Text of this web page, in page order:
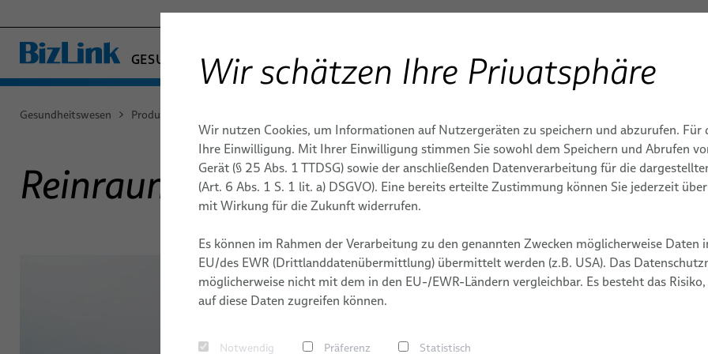
− ENGINEERED SOLUTIONS
GESUNDHEITSWESEN
MOBILITÄT
HALBLEITERTECHNIK
TELECOM & NETWORKING
Produkte & Dienstleistungen
Kundenspezifische Kabelmeterware
Standard- & Spezial-Kupferkabel
KABELSYSTEME FÜR
MEDIZINTECHNIK
Kabelbäume & -systeme
Medizinische Einwegkabel
Kabel-Subsysteme
Umspritzte Stecker, Tüllen und
MEDIZINTECHNISCHE
Medizinische Robotik
ORION
BizLink
Anwendungen
DIAGNOSTISCHE BILDGEBUNG
Röntgen
Mammographie
Magnetresonanztomographie (MRT)
ENDOSKOPIE
INNER BODY
Hochfrequenz (HF)-Chirurgie
Roboter- und Computerassistierte
Chirurgie (CAS)
MONITORING
EKG, EEG & MEG
LABORDIAGNOSTIK
TECHNOLOGIEN
PUBLIKATIONEN
UMWELT UND ENERGIE
KARRIERE
TERMINE
Gesundheitswesen Produkte & Dienstleistungen
Reinraumkabel
Minimale
Wir schätzen Ihre Privatsphäre
Wir nutzen Cookies, um Informationen auf Nutzergeräten zu speichern und abzurufen. Für
Ihre Einwilligung. Mit Ihrer Einwilligung stimmen Sie sowohl dem Speichern und Abrufen
Gerät (§ 25 Abs. 1 TTDSG) sowie der anschließenden Datenverarbeitung für die
(Art. 6 Abs. 1 S. 1 lit. a) DSGVO). Eine bereits erteilte Zustimmung können Sie jederzeit
mit Wirkung für die Zukunft widerrufen.
Es können im Rahmen der Verarbeitung zu den genannten Zwecken möglicherweise Daten
EU/des EWR (Drittlanddatenübermittlung) übermittelt werden (z.B. USA). Das
möglicherweise nicht mit dem in den EU-/EWR-Ländern vergleichbar. Es besteht das
auf diese Daten zugreifen können.
Notwendig Präferenz Statistisch